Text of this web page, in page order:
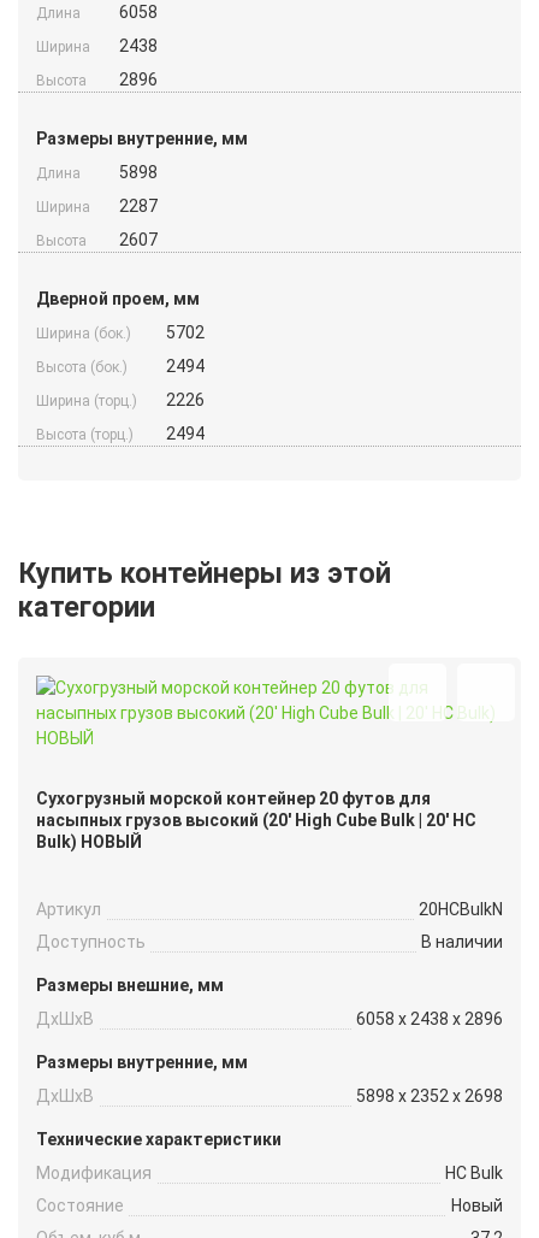
Длина 6058
Ширина 2438
Высота 2896
Размеры внутренние, мм
Длина 5898
Ширина 2287
Высота 2607
Дверной проем, мм
Ширина (бок.) 5702
Высота (бок.) 2494
Ширина (торц.) 2226
Высота (торц.) 2494
Купить контейнеры из этой
категории
Сухогрузный морской контейнер 20 футов для
насыпных грузов высокий (20′ High Cube Bulk | 20′ HC
Bulk) НОВЫЙ
Артикул
20HCBulkN
Доступность
В наличии
Размеры внешние, мм
ДxШxВ
6058 x 2438 x 2896
Размеры внутренние, мм
ДxШxВ
5898 x 2352 x 2698
Технические характеристики
Модификация
HC Bulk
Состояние
Новый